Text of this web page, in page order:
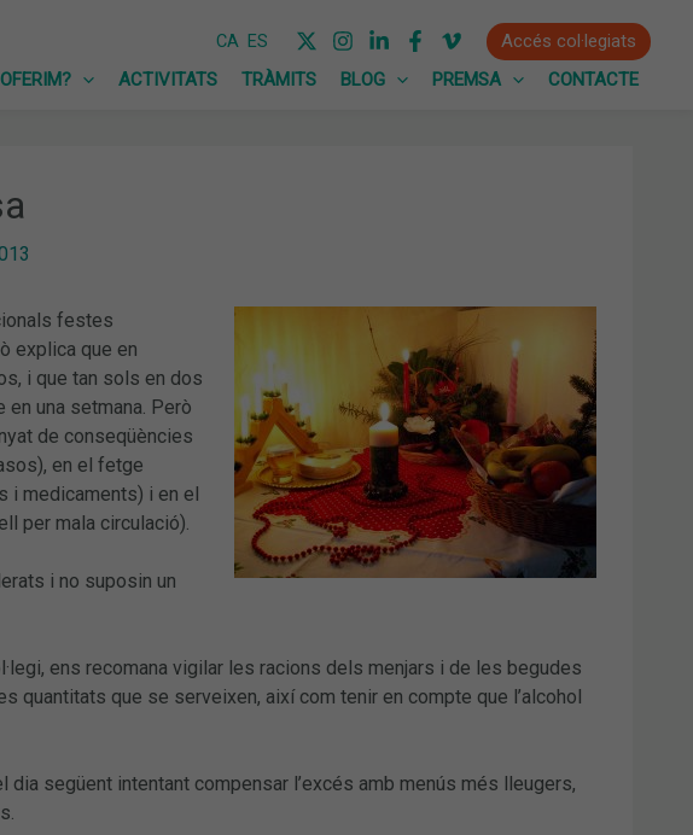
CA ES
Accés col·legiats
ACTIVITATS TRÀMITS BLOG PREMSA CONTACTE
festes
explica que en
i que tan sols en dos
en una setmana. Però
de conseqüències
en el fetge
i medicaments) i en el
per mala circulació).
i no suposin un
ens recomana vigilar les racions dels menjars i de les begudes
quantitats que se serveixen, així com tenir en compte que l’alcohol
següent intentant compensar l’excés amb menús més lleugers,